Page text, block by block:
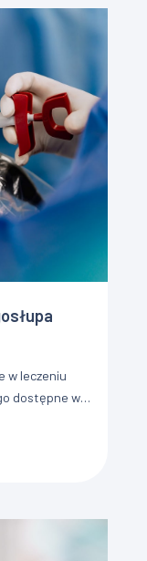
w leczeniu
dostępne w